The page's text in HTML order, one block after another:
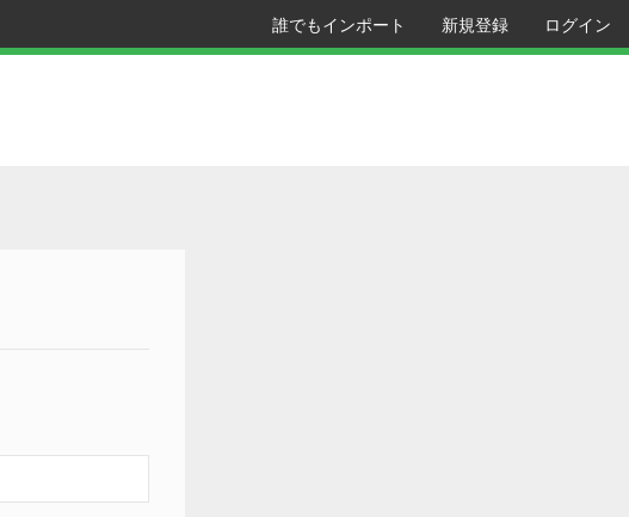
誰でもインポート 新規登録 ログイン